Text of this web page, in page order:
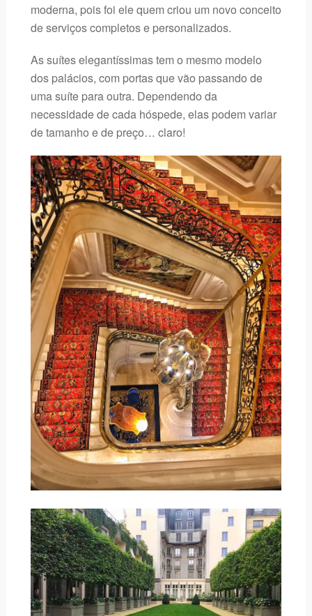
moderna, pois foi ele quem criou um novo conceito
de serviços completos e personalizados.
As suítes elegantíssimas tem o mesmo modelo
dos palácios, com portas que vão passando de
uma suíte para outra. Dependendo da
necessidade de cada hóspede, elas podem variar
de tamanho e de preço… claro!